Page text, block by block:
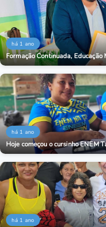
há 1 ano
Formação Continuada,
há 1 ano
Hoje começou o cursinho ENEM
há 1 ano